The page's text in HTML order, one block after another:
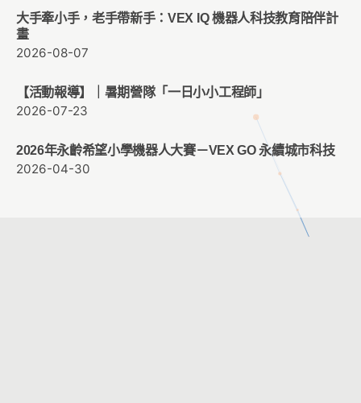
大手牽小手，老手帶新手：VEX IQ 機器人科技教育陪伴計
畫
2026-08-07
【活動報導】｜暑期營隊「一日小小工程師」
2026-07-23
2026年永齡希望小學機器人大賽－VEX GO 永續城市科技
2026-04-30